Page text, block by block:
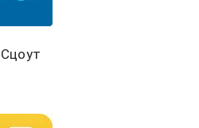
Сцоут